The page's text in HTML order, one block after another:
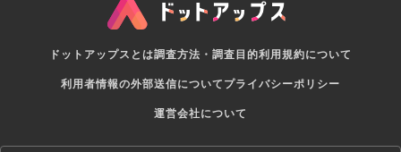
ドットアップスとは調査方法・調査目的利用規約について
利用者情報の外部送信についてプライバシーポリシー
運営会社について